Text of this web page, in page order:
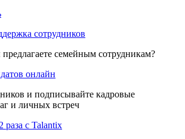
сотрудников
семейным сотрудникам?
онлайн
и подписывайте кадровые
и личных встреч
раза с Talantix